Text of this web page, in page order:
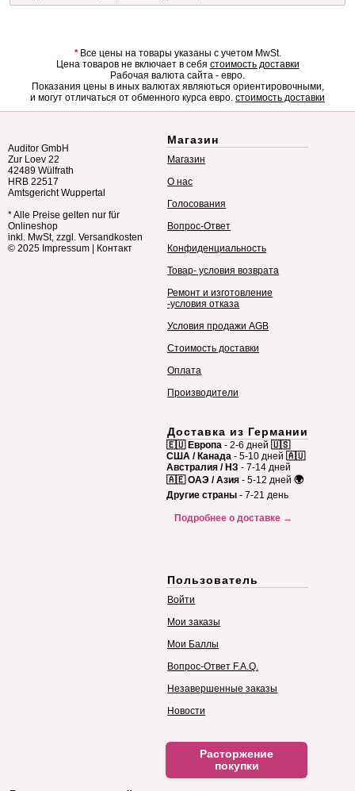
*Все цены на товары указаны с учетом MwSt.
Цена товаров не включает в себя стоимость доставки
Рабочая валюта сайта - евро.
Показания цены в иных валютах являються ориентировочными,
и могут отличаться от обменного курса евро. стоимость доставки
Auditor GmbH
Zur Loev 22
42489 Wülfrath
HRB 22517
Amtsgericht Wuppertal
* Alle Preise gelten nur für
Onlineshop
inkl. MwSt, zzgl. Versandkosten
© 2025 Impressum Контакт
Магазин
Магазин
О нас
Голосования
Вопрос-Ответ
Конфиденциальность
Товар- условия возврата
Ремонт и изготовление
-условия отказа
Условия продажи AGB
Стоимость доставки
Оплата
Производители
Доставка из Германии
🇪🇺 Европа - 2-6 дней 🇺🇸
США / Канада - 5-10 дней 🇦🇺
Австралия / НЗ - 7-14 дней
🇦🇪 ОАЭ / Азия - 5-12 дней 🌍
Другие страны - 7-21 день
Подробнее о доставке →
Пользователь
Войти
Мои заказы
Мои Баллы
Вопрос-Ответ F.A.Q.
Незавершенные заказы
Новости
Расторжение
покупки